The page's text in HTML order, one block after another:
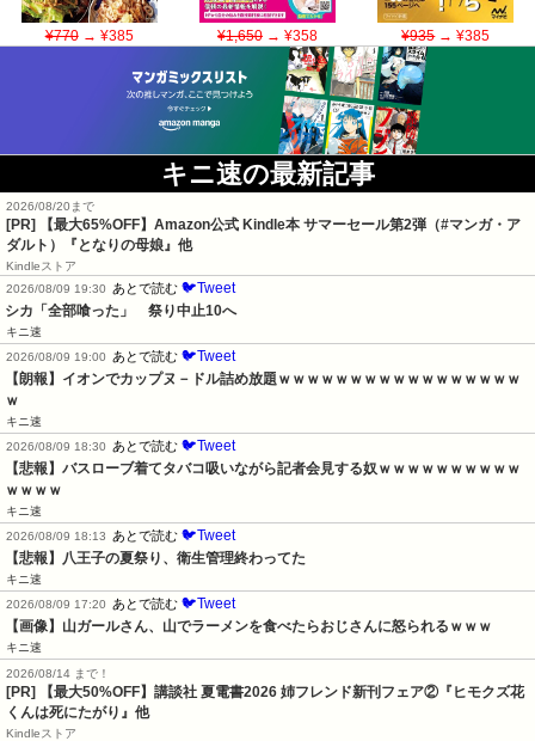
¥770→ ¥385 ¥1,650→ ¥358 ¥935→ ¥385
キニ速の最新記事
2026/08/20まで
[PR]
【最大65%OFF】Amazon公式 Kindle本 サマーセール第2弾（#マンガ・ア
ダルト）『となりの母娘』他
Kindleストア
2026/08/09 19:30
あとで読む 🐦Tweet
シカ「全部喰った」　祭り中止10へ
キニ速
2026/08/09 19:00
あとで読む 🐦Tweet
【朗報】イオンでカップヌ－ドル詰め放題ｗｗｗｗｗｗｗｗｗｗｗｗｗｗｗｗｗ
ｗ
キニ速
2026/08/09 18:30
あとで読む 🐦Tweet
【悲報】バスローブ着てタバコ吸いながら記者会見する奴ｗｗｗｗｗｗｗｗｗｗ
ｗｗｗｗ
キニ速
2026/08/09 18:13
あとで読む 🐦Tweet
【悲報】八王子の夏祭り、衛生管理終わってた
キニ速
2026/08/09 17:20
あとで読む 🐦Tweet
【画像】山ガールさん、山でラーメンを食べたらおじさんに怒られるｗｗｗ
キニ速
2026/08/14 まで！
[PR] 【最大50%OFF】講談社 夏電書2026 姉フレンド新刊フェア②『ヒモクズ花
くんは死にたがり』他
Kindleストア